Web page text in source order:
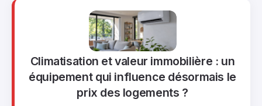
Climatisation et valeur immobilière : un
équipement qui influence désormais le
prix des logements ?